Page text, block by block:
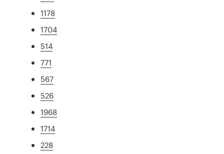
1178
1704
514
771
567
526
1968
1714
228